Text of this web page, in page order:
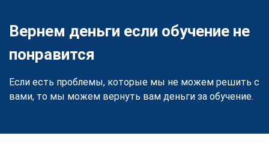
Вернем деньги если обучение не
понравится
Если есть проблемы, которые мы не можем решить с
вами, то мы можем вернуть вам деньги за обучение.